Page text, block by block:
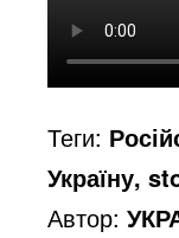
Теги:
Україну,
Автор: